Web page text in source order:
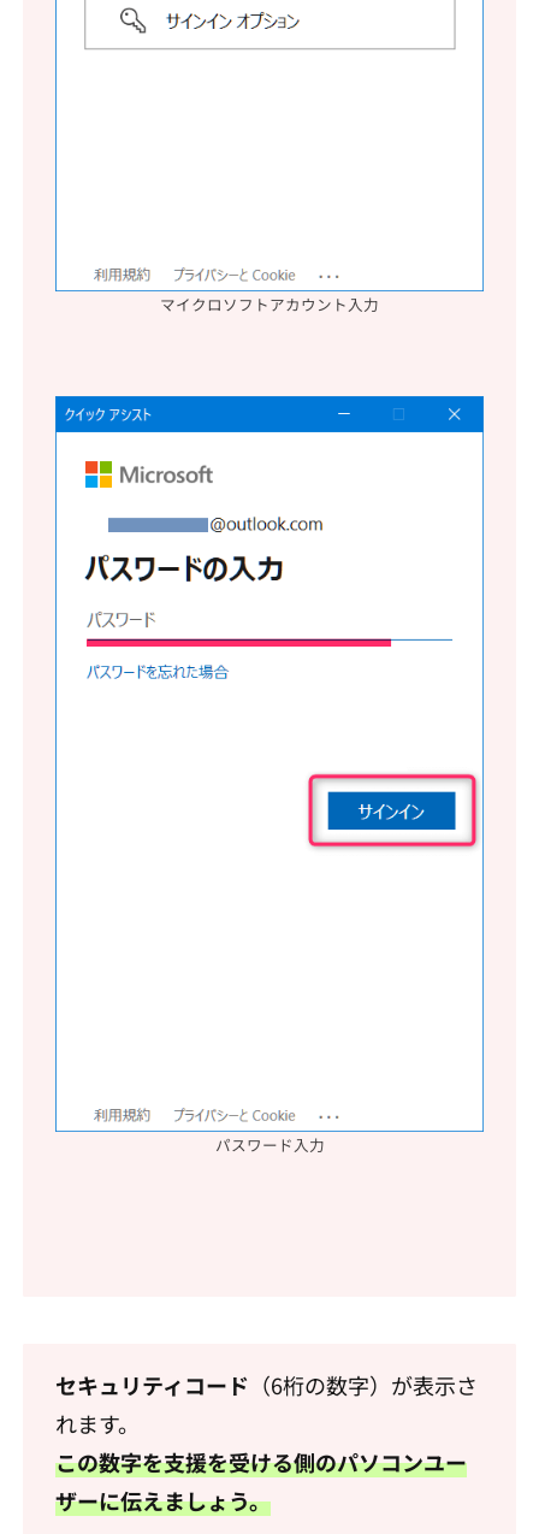
マイクロソフトアカウント入力
パスワード入力
セキュリティコード （6桁の数字）が表示さ
れます。
この数字を支援を受ける側のパソコンユー
ザーに伝えましょう。